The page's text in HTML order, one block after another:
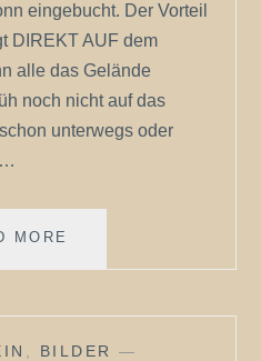
eingebucht. Der Vorteil
DIREKT AUF dem
alle das Gelände
noch nicht auf das
unterwegs oder
MORE
BILDER —